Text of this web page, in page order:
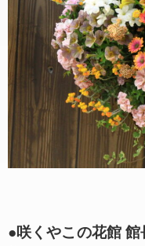
●咲くやこの花館